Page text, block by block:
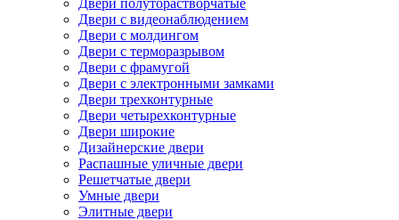
Двери полуторастворчатые
Двери с видеонаблюдением
Двери с молдингом
Двери с терморазрывом
Двери с фрамугой
Двери с электронными замками
Двери трехконтурные
Двери четырехконтурные
Двери широкие
Дизайнерские двери
Распашные уличные двери
Решетчатые двери
Умные двери
Элитные двери